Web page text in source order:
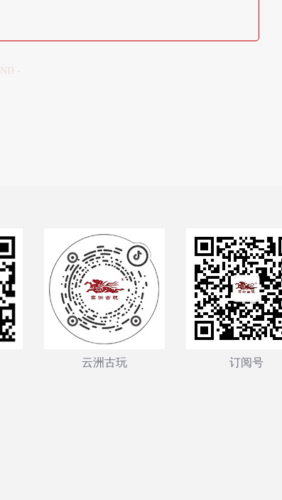
云洲古玩 订阅号